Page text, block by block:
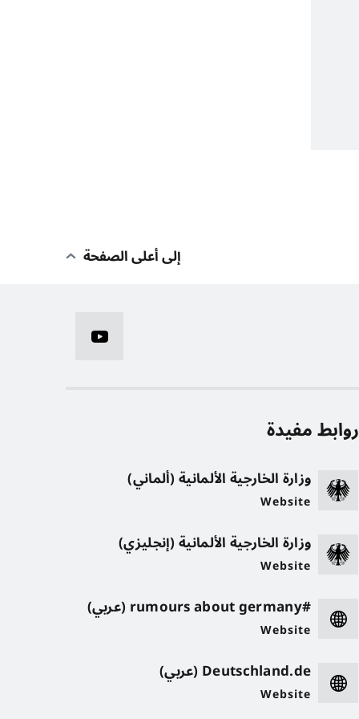
إلى أعلى الصفحة
روابط مفيدة
وزارة الخارجية الألمانية (ألماني)
Website
وزارة الخارجية الألمانية (إنجليزي)
Website
#rumours about germany (عربي)
Website
Deutschland.de (عربي)
Website